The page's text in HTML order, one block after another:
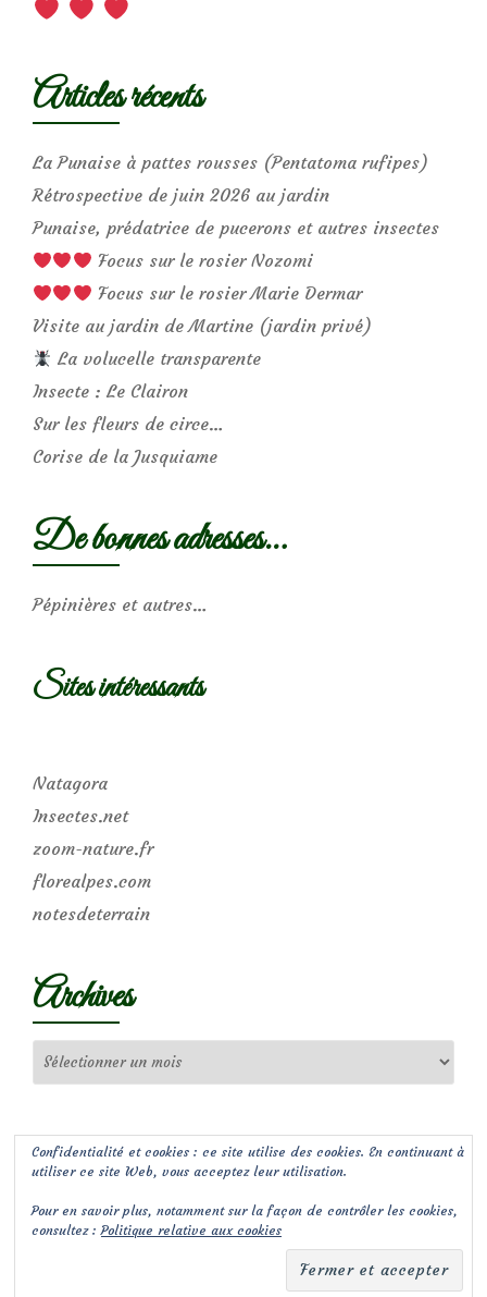
Articles récents
La Punaise à pattes rousses (Pentatoma rufipes)
Rétrospective de juin 2026 au jardin
Punaise, prédatrice de pucerons et autres insectes
Focus sur le rosier Nozomi
Focus sur le rosier Marie Dermar
Visite au jardin de Martine (jardin privé)
La volucelle transparente
Insecte : Le Clairon
Sur les fleurs de circe…
Corise de la Jusquiame
De bonnes adresses…
Pépinières et autres…
Sites intéressants
Natagora
Insectes.net
zoom-nature.fr
florealpes.com
notesdeterrain
Archives
Confidentialité et cookies : ce site utilise des cookies. En continuant à
utiliser ce site Web, vous acceptez leur utilisation.
Pour en savoir plus, notamment sur la façon de contrôler les cookies,
consultez :Politique relative aux cookies